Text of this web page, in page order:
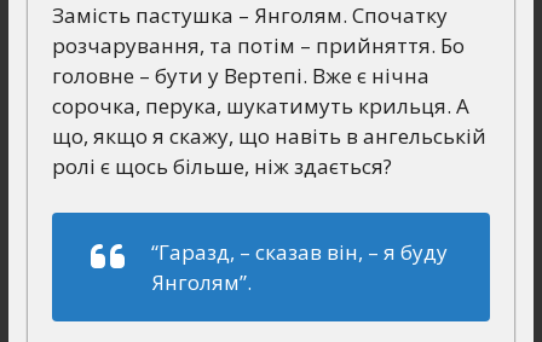
Замість пастушка – Янголям. Спочатку
розчарування, та потім – прийняття. Бо
головне – бути у Вертепі. Вже є нічна
сорочка, перука, шукатимуть крильця. А
що, якщо я скажу, що навіть в ангельській
ролі є щось більше, ніж здається?
“Гаразд, – сказав він, – я буду
Янголям”.